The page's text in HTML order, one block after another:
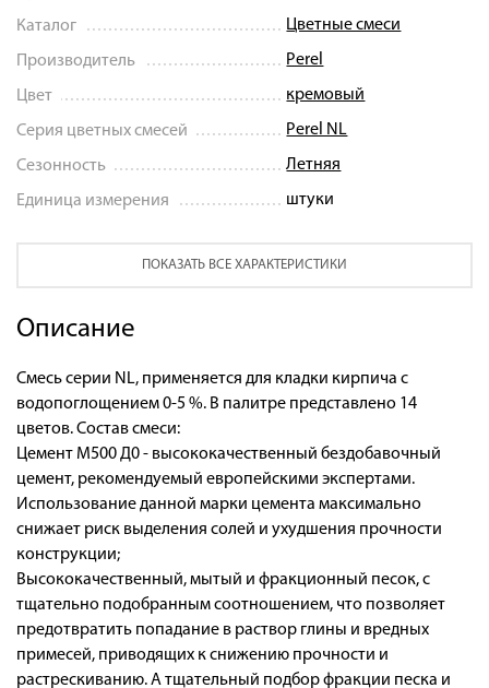
Каталог Цветные смеси
Производитель Perel
Цвет кремовый
Серия цветных смесей Perel NL
Сезонность Летняя
Единица измерения штуки
ПОКАЗАТЬ ВСЕ ХАРАКТЕРИСТИКИ
Описание
Смесь серии NL, применяется для кладки кирпича с
водопоглощением 0-5 %. В палитре представлено 14
цветов. Состав смеси:
Цемент М500 Д0 - высококачественный бездобавочный
цемент, рекомендуемый европейскими экспертами.
Использование данной марки цемента максимально
снижает риск выделения солей и ухудшения прочности
конструкции;
Высококачественный, мытый и фракционный песок, с
тщательно подобранным соотношением, что позволяет
предотвратить попадание в раствор глины и вредных
примесей, приводящих к снижению прочности и
растрескиванию. А тщательный подбор фракции песка и